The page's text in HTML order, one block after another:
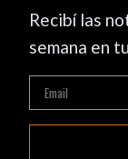
Recibí las
semana en